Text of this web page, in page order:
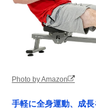
Photo by Amazon
手軽に全身運動、成